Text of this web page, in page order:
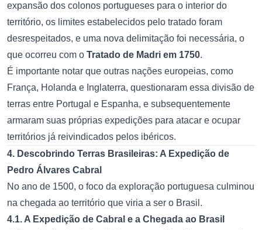
expansão dos colonos portugueses para o interior do
território, os limites estabelecidos pelo tratado foram
desrespeitados, e uma nova delimitação foi necessária, o
que ocorreu com o Tratado de Madri em 1750.
É importante notar que outras nações europeias, como
França, Holanda e Inglaterra, questionaram essa divisão de
terras entre Portugal e Espanha, e subsequentemente
armaram suas próprias expedições para atacar e ocupar
territórios já reivindicados pelos ibéricos.
4. Descobrindo Terras Brasileiras: A Expedição de
Pedro Álvares Cabral
No ano de 1500, o foco da exploração portuguesa culminou
na chegada ao território que viria a ser o Brasil.
4.1. A Expedição de Cabral e a Chegada ao Brasil